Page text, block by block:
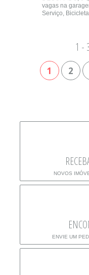
vagas na
Serviço,
1 -
1 2
NOVOS
ENVIE UM